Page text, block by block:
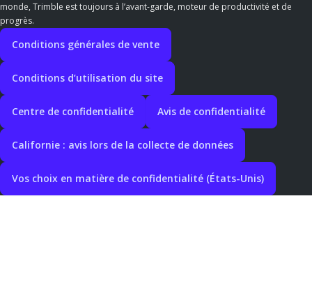
monde, Trimble est toujours à l’avant-garde, moteur de productivité et de
progrès.
Conditions générales de vente
Conditions d’utilisation du site
Centre de confidentialité Avis de confidentialité
Californie : avis lors de la collecte de données
Vos choix en matière de confidentialité (États-Unis)